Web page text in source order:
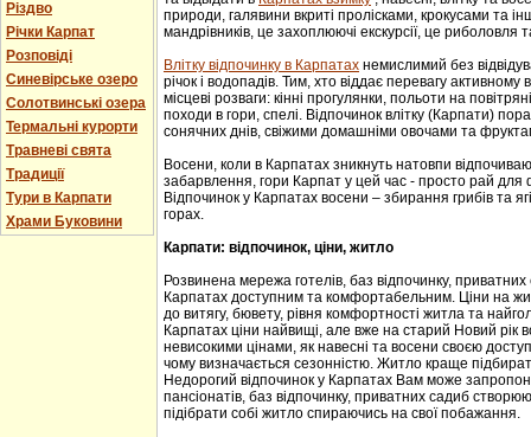
Різдво
Річки Карпат
Розповіді
Синевірське озеро
Солотвинські озера
Термальні курорти
Травневі свята
Традиції
Тури в Карпати
Храми Буковини
природи, галявини вкриті пролісками, крокусами та
мандрівників, це захоплюючі екскурсії, це риболовля
Влітку відпочинку в Карпатах немислимий без
річок і водопадів. Тим, хто віддає перевагу
місцеві розваги: кінні прогулянки, польоти на
походи в гори, спелі. Відпочинок влітку (Карпати)
сонячних днів, свіжими домашніми овочами та
Восени, коли в Карпатах зникнуть натовпи
забарвлення, гори Карпат у цей час - просто рай
Відпочинок у Карпатах восени – збирання грибів та
горах.
Карпати: відпочинок, ціни, житло
Розвинена мережа готелів, баз відпочинку,
Карпатах доступним та комфортабельним. Ціни на
до витягу, бювету, рівня комфортності житла та
Карпатах ціни найвищі, але вже на старий Новий рік
невисокими цінами, як навесні та восени своєю
чому визначається сезонністю. Житло краще
Недорогий відпочинок у Карпатах Вам може
пансіонатів, баз відпочинку, приватних садиб
підібрати собі житло спираючись на свої побажання.